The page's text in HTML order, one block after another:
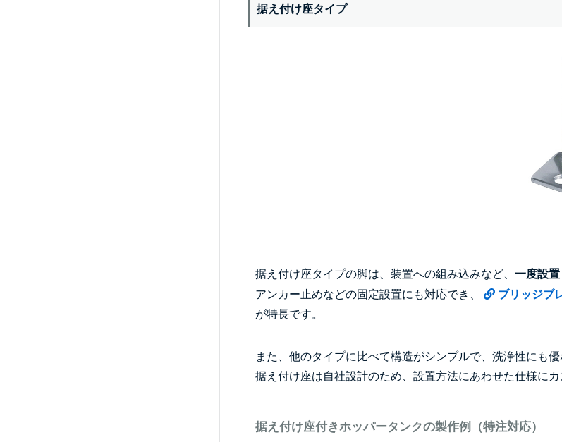
据え付け座タイプ
据え付け座タイプの脚は、装置への組み込みなど、 一度設
アンカー止めなどの固定設置にも対応でき、
ブリッジブ
が特長です。
また、他のタイプに比べて構造がシンプルで、洗浄性にも優
据え付け座は自社設計のため、設置方法にあわせた仕様にカ
据え付け座付きホッパータンクの製作例（特注対応）